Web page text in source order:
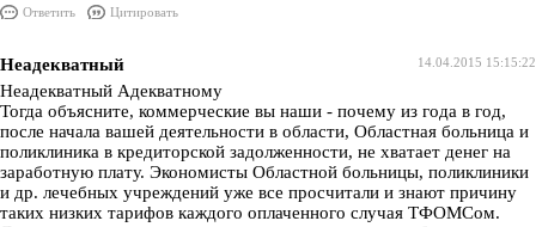
Ответить Цитировать
14.04.2015 15:15:22
Неадекватный
Неадекватный Адекватному
Тогда объясните, коммерческие вы наши - почему из года в год,
после начала вашей деятельности в области, Областная больница и
поликлиника в кредиторской задолженности, не хватает денег на
заработную плату. Экономисты Областной больницы, поликлиники
и др. лечебных учреждений уже все просчитали и знают причину
таких низких тарифов каждого оплаченного случая ТФОМСом.